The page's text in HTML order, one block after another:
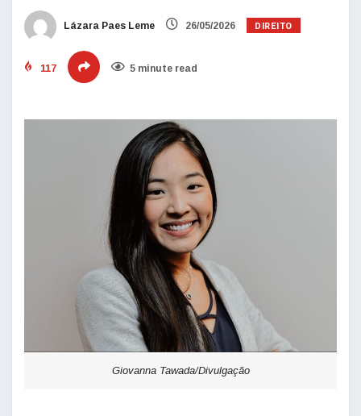
Lázara Paes Leme 26/05/2026 DIREITO
117 5 minute read
Giovanna Tawada/Divulgação